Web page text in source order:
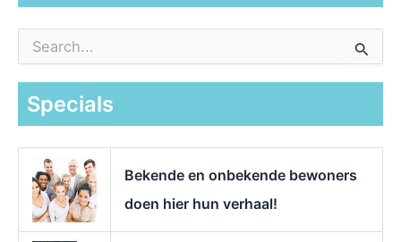
a
Specials
Bekende en onbekende bewoners
doen hier hun verhaal!